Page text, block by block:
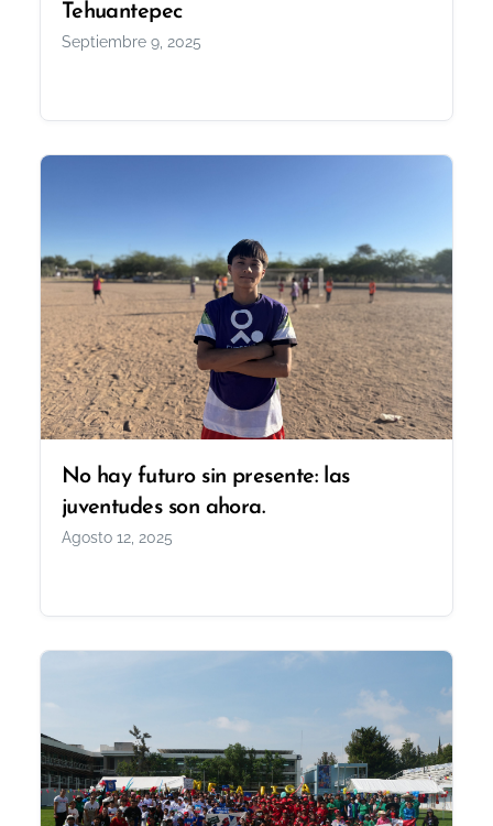
Tehuantepec
Septiembre 9, 2025
No hay futuro sin presente: las
juventudes son ahora.
Agosto 12, 2025